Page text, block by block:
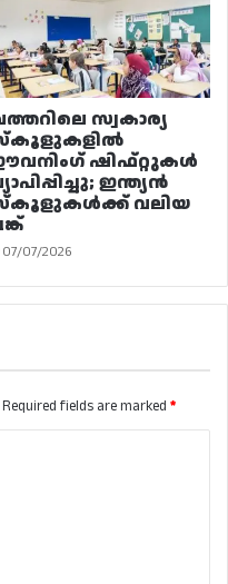
സ്വകാര്യ
ഷിഫ്റ്റുകൾ
ഇന്ത്യൻ
വലിയ
07/07/2026
Required fields are marked *